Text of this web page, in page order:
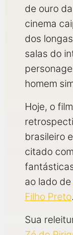
de ouro
cinema
dos
salas do
homem
Hoje, o
brasileiro
citado
ao lado de
Filho Preto.
Sua